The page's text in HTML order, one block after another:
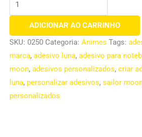
ADICIONAR AO CARRINHO
SKU: 0250 Categoria: Animes Tags:
marca, adesivo luna, adesivo para
moon, adesivos personalizados, criar
luna, personalizar adesivos, sailor
personalizados